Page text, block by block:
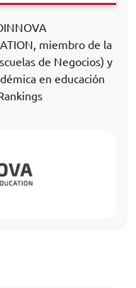
miembro de la
de Negocios) y
en educación